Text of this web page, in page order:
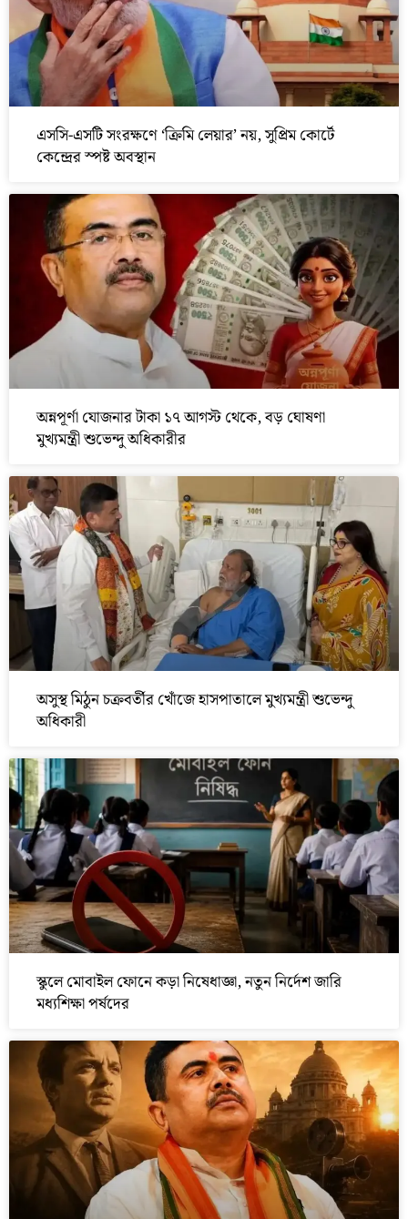
এসসি-এসটি সংরক্ষণে ‘ক্রিমি লেয়ার’ নয়, সুপ্রিম কোর্টে
কেন্দ্রের স্পষ্ট অবস্থান
অন্নপূর্ণা যোজনার টাকা ১৭ আগস্ট থেকে, বড় ঘোষণা
মুখ্যমন্ত্রী শুভেন্দু অধিকারীর
অসুস্থ মিঠুন চক্রবর্তীর খোঁজে হাসপাতালে মুখ্যমন্ত্রী শুভেন্দু
অধিকারী
স্কুলে মোবাইল ফোনে কড়া নিষেধাজ্ঞা, নতুন নির্দেশ জারি
মধ্যশিক্ষা পর্ষদের